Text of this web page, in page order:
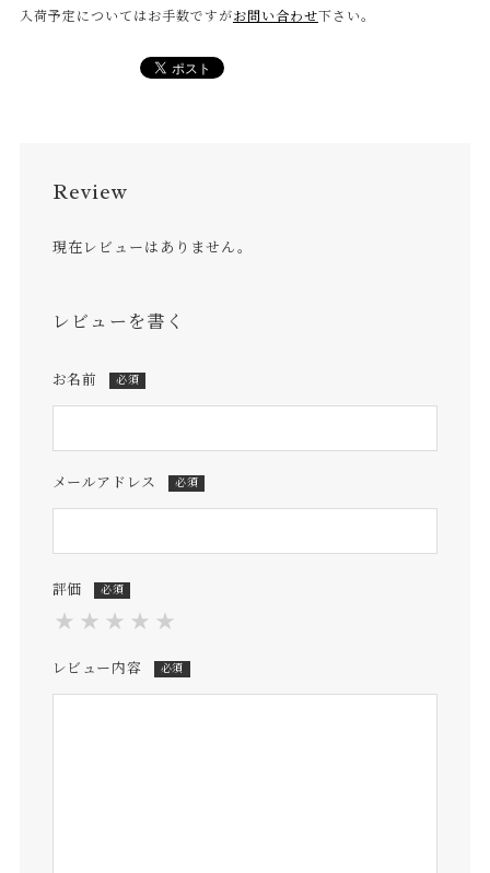
入荷予定についてはお手数ですがお問い合わせ下さい。
Review
現在レビューはありません。
レビューを書く
お名前 必須
メールアドレス 必須
評価 必須
★
★
★
★
★
レビュー内容 必須